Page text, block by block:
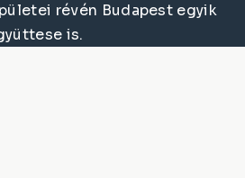
révén Budapest egyik
is.